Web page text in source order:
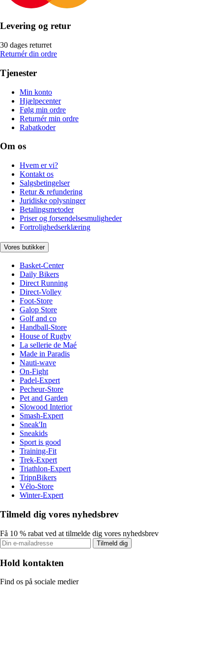
Levering og retur
30 dages returret
Returnér din ordre
Tjenester
Min konto
Hjælpecenter
Følg min ordre
Returnér min ordre
Rabatkoder
Om os
Hvem er vi?
Kontakt os
Salgsbetingelser
Retur & refundering
Juridiske oplysninger
Betalingsmetoder
Priser og forsendelsesmuligheder
Fortrolighedserklæring
Vores butikker
Basket-Center
Daily Bikers
Direct Running
Direct-Volley
Foot-Store
Galop Store
Golf and co
Handball-Store
House of Rugby
La sellerie de Maé
Made in Paradis
Nauti-wave
On-Fight
Padel-Expert
Pecheur-Store
Pet and Garden
Slowood Interior
Smash-Expert
Sneak'In
Sneakids
Sport is good
Training-Fit
Trek-Expert
Triathlon-Expert
TripnBikers
Vélo-Store
Winter-Expert
Tilmeld dig vores nyhedsbrev
Få 10 % rabat ved at tilmelde dig vores nyhedsbrev
Tilmeld dig
Hold kontakten
Find os på sociale medier